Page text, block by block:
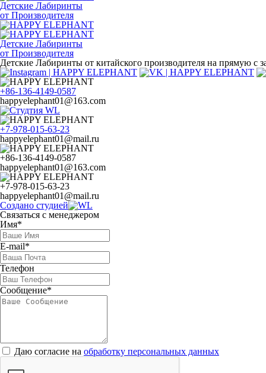
Детские Лабиринты
от Производителя
Детские Лабиринты
от Производителя
Детские Лабиринты от китайского производителя на прямую с
+86-136-4149-0587
happyelephant01@163.com
+7-978-015-63-23
happyelephant01@mail.ru
+86-136-4149-0587
happyelephant01@163.com
+7-978-015-63-23
happyelephant01@mail.ru
Создано студией
Связаться с менеджером
Имя*
E-mail*
Телефон
Сообщение*
Даю согласие на обработку персональных данных